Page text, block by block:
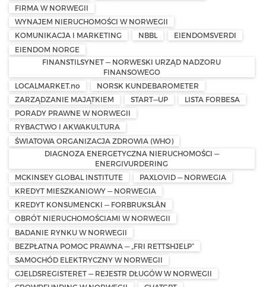
FIRMA W NORWEGII
WYNAJEM NIERUCHOMOŚCI W NORWEGII
KOMUNIKACJA I MARKETING
NBBL
EIENDOMSVERDI
EIENDOM NORGE
FINANSTILSYNET — NORWESKI URZĄD NADZORU
FINANSOWEGO
LOCALMARKET.no
NORSK KUNDEBAROMETER
ZARZĄDZANIE MAJĄTKIEM
START—UP
LISTA FORBESA
PORADY PRAWNE W NORWEGII
RYBACTWO I AKWAKULTURA
ŚWIATOWA ORGANIZACJA ZDROWIA (WHO)
DIAGNOZA ENERGETYCZNA NIERUCHOMOŚCI —
ENERGIVURDERING
MCKINSEY GLOBAL INSTITUTE
PAXLOVID — NORWEGIA
KREDYT MIESZKANIOWY — NORWEGIA
KREDYT KONSUMENCKI — FORBRUKSLÅN
OBRÓT NIERUCHOMOŚCIAMI W NORWEGII
BADANIE RYNKU W NORWEGII
BEZPŁATNA POMOC PRAWNA — „FRI RETTSHJELP”
SAMOCHÓD ELEKTRYCZNY W NORWEGII
GJELDSREGISTERET — REJESTR DŁUGÓW W NORWEGII